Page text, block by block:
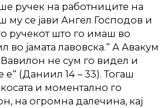
ручек на работниците на
му се јави Ангел Господов и
ручекот што го имаш во
во јамата лавовска.“ А Авакум
не сум го видел и
е“ (Даниил 14 – 33). Тогаш
и моментално го
на огромна далечина, кај